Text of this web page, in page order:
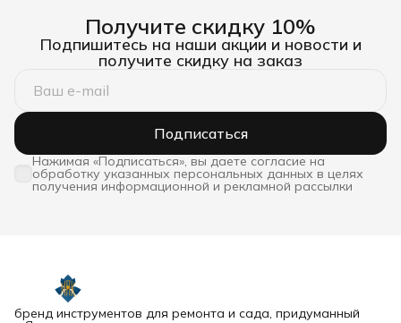
Получите скидку 10%
Подпишитесь на наши акции и новости и
получите скидку на заказ
Подписаться
Нажимая «Подписаться», вы даете согласие на
обработку указанных персональных данных в целях
получения информационной и рекламной рассылки
бренд инструментов для ремонта и сада, придуманный